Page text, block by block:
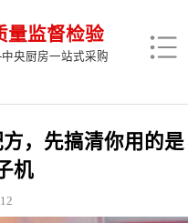
量监督检验
央厨房一站式采购
，先搞清你用的是
机